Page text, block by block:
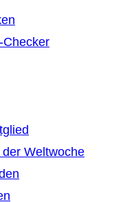
Checker
Weltwoche